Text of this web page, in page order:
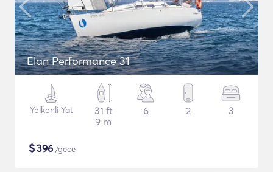
Elan Performance 31
Yelkenli Yat
31 ft
9 m
6 2 3
$396 /gece